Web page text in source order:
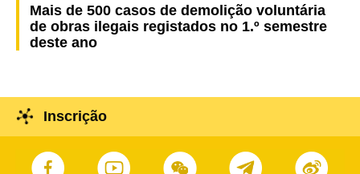
Mais de 500 casos de demolição voluntária
de obras ilegais registados no 1.º semestre
deste ano
Inscrição